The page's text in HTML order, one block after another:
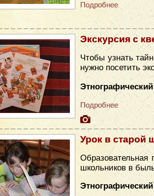
Подробнее
Экскурсия с
Чтобы узнать
нужно посетить
Подробнее
Урок в старой
школьников в